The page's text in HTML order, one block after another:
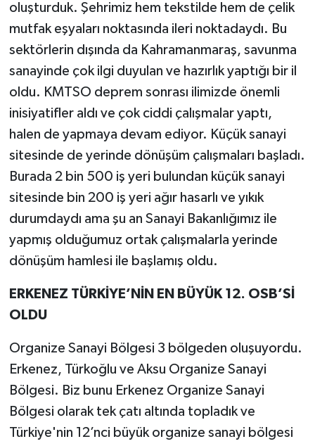
oluşturduk. Şehrimiz hem tekstilde hem de çelik
mutfak eşyaları noktasında ileri noktadaydı. Bu
sektörlerin dışında da Kahramanmaraş, savunma
sanayinde çok ilgi duyulan ve hazırlık yaptığı bir il
oldu. KMTSO deprem sonrası ilimizde önemli
inisiyatifler aldı ve çok ciddi çalışmalar yaptı,
halen de yapmaya devam ediyor. Küçük sanayi
sitesinde de yerinde dönüşüm çalışmaları başladı.
Burada 2 bin 500 iş yeri bulundan küçük sanayi
sitesinde bin 200 iş yeri ağır hasarlı ve yıkık
durumdaydı ama şu an Sanayi Bakanlığımız ile
yapmış olduğumuz ortak çalışmalarla yerinde
dönüşüm hamlesi ile başlamış oldu.
ERKENEZ TÜRKİYE’NİN EN BÜYÜK 12. OSB’Sİ
OLDU
Organize Sanayi Bölgesi 3 bölgeden oluşuyordu.
Erkenez, Türkoğlu ve Aksu Organize Sanayi
Bölgesi. Biz bunu Erkenez Organize Sanayi
Bölgesi olarak tek çatı altında topladık ve
Türkiye'nin 12’nci büyük organize sanayi bölgesi